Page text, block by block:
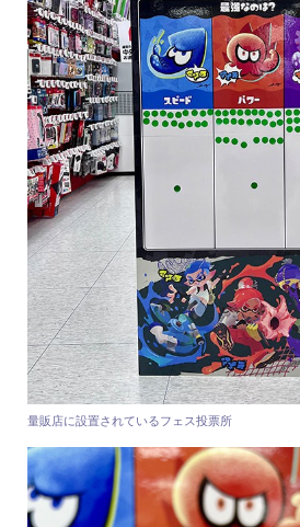
量販店に設置されているフェス投票所